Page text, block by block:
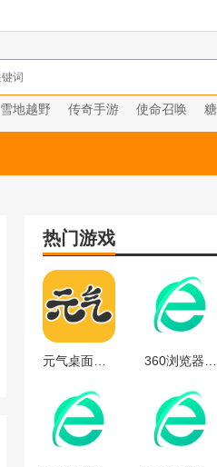
雪地越野 传奇手游 使命召唤
热门游戏